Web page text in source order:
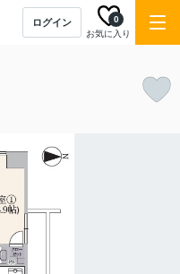
ログイン
お気に入り
0